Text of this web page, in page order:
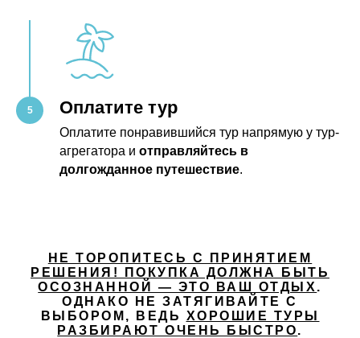
Оплатите тур
Оплатите понравившийся тур напрямую у тур-
агрегатора и отправляйтесь в
долгожданное путешествие.
НЕ ТОРОПИТЕСЬ С ПРИНЯТИЕМ
РЕШЕНИЯ! ПОКУПКА ДОЛЖНА БЫТЬ
ОСОЗНАННОЙ — ЭТО ВАШ ОТДЫХ .
ОДНАКО НЕ ЗАТЯГИВАЙТЕ С
ВЫБОРОМ, ВЕДЬ ХОРОШИЕ ТУРЫ
РАЗБИРАЮТ ОЧЕНЬ БЫСТРО.